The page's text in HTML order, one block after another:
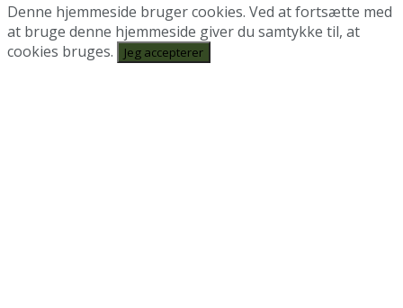
Denne hjemmeside bruger cookies. Ved at fortsætte med
at bruge denne hjemmeside giver du samtykke til, at
cookies bruges.
Jeg accepterer